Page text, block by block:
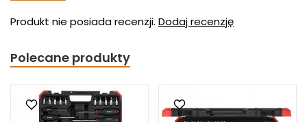
Produkt nie posiada recenzji. Dodaj recenzję
Polecane produkty